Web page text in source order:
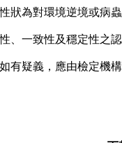
狀為對環境逆境或病
、一致性及穩定性之
有疑義，應由檢定機